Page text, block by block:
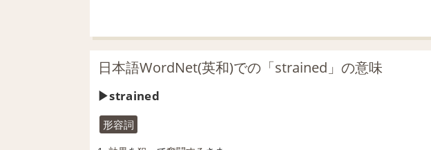
日本語WordNet(英和)での「strained」の意味
strained
形容詞